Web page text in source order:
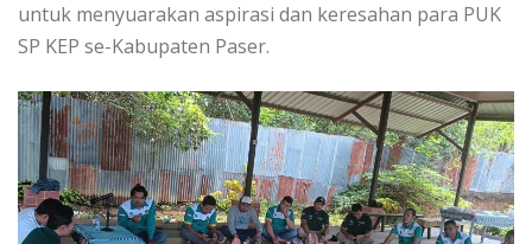
untuk menyuarakan aspirasi dan keresahan para PUK
SP KEP se-Kabupaten Paser.